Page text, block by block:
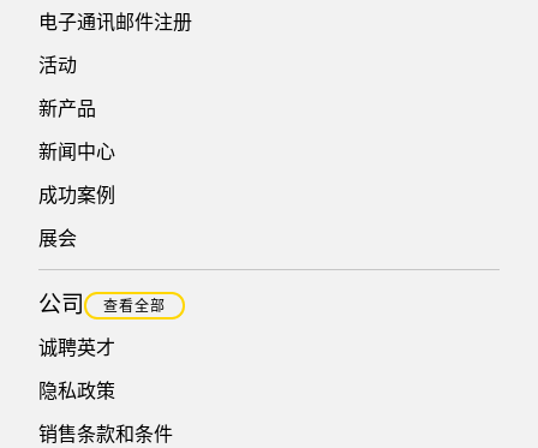
电子通讯邮件注册
活动
新产品
新闻中心
成功案例
展会
公司 查看全部
诚聘英才
隐私政策
销售条款和条件